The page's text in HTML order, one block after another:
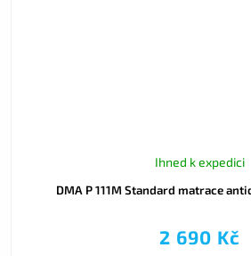
DMA P 111M Standard matrace
Ihned k expedici
2 690 Kč